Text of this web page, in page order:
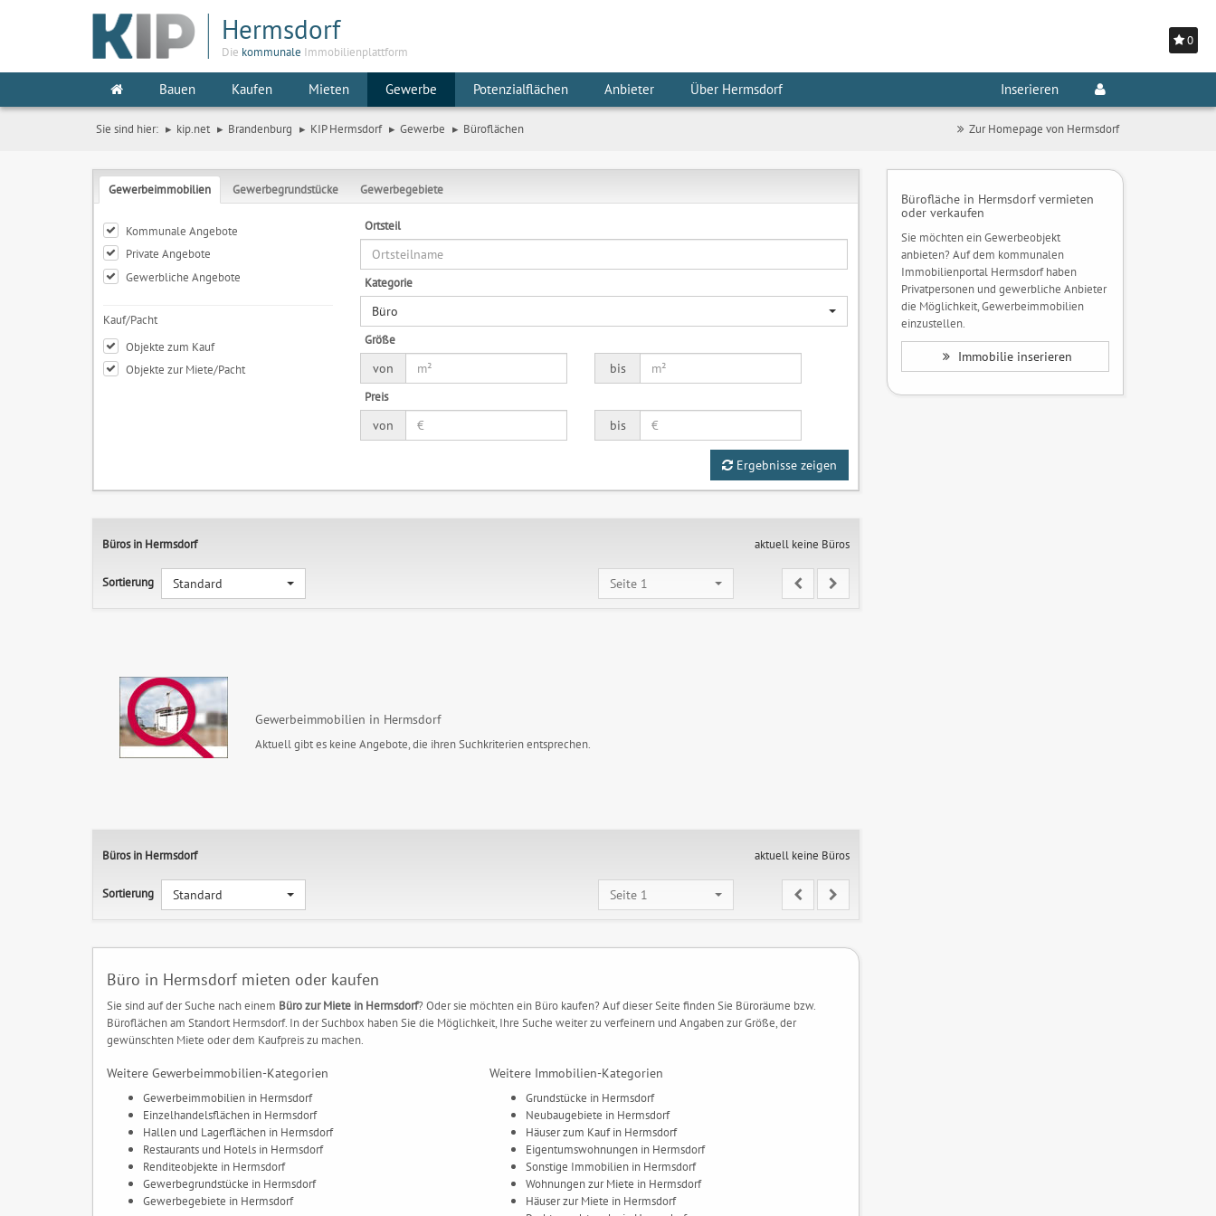
0
Hermsdorf
Die kommunale Immobilienplattform
Bauen Kaufen Mieten Gewerbe Potenzialflächen Anbieter Über Hermsdorf Inserieren
Sie sind hier: kip.net Brandenburg KIP Hermsdorf Gewerbe Büroflächen Zur Homepage von Hermsdorf
Gewerbeimmobilien Gewerbegrundstücke Gewerbegebiete
Kommunale Angebote
Private Angebote
Gewerbliche Angebote
Kauf/Pacht
Objekte zum Kauf
Objekte zur Miete/Pacht
Ortsteil
Kategorie
Büro
Größe
von
bis
Preis
von
bis
Ergebnisse zeigen
Büros in Hermsdorf
Sortierung Standard
aktuell keine Büros
Seite 1
Gewerbeimmobilien in Hermsdorf
Aktuell gibt es keine Angebote, die ihren Suchkriterien entsprechen.
Büros in Hermsdorf
Sortierung Standard
aktuell keine Büros
Seite 1
Büro in Hermsdorf mieten oder kaufen
Sie sind auf der Suche nach einem Büro zur Miete in Hermsdorf? Oder sie möchten ein Büro kaufen? Auf dieser Seite finden Sie Büroräume bzw.
Büroflächen am Standort Hermsdorf. In der Suchbox haben Sie die Möglichkeit, Ihre Suche weiter zu verfeinern und Angaben zur Größe, der
gewünschten Miete oder dem Kaufpreis zu machen.
Weitere Gewerbeimmobilien-Kategorien
Gewerbeimmobilien in Hermsdorf
Einzelhandelsflächen in Hermsdorf
Hallen und Lagerflächen in Hermsdorf
Restaurants und Hotels in Hermsdorf
Renditeobjekte in Hermsdorf
Gewerbegrundstücke in Hermsdorf
Gewerbegebiete in Hermsdorf
Weitere Immobilien-Kategorien
Grundstücke in Hermsdorf
Neubaugebiete in Hermsdorf
Häuser zum Kauf in Hermsdorf
Eigentumswohnungen in Hermsdorf
Sonstige Immobilien in Hermsdorf
Wohnungen zur Miete in Hermsdorf
Häuser zur Miete in Hermsdorf
Bürofläche in Hermsdorf vermieten
oder verkaufen
Sie möchten ein Gewerbeobjekt
anbieten? Auf dem kommunalen
Immobilienportal Hermsdorf haben
Privatpersonen und gewerbliche Anbieter
die Möglichkeit, Gewerbeimmobilien
einzustellen.
Immobilie inserieren